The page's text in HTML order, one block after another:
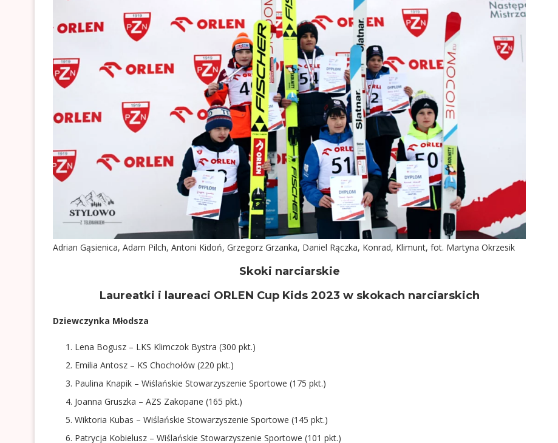
Adrian Gąsienica, Adam Pilch, Antoni Kidoń, Grzegorz Grzanka, Daniel Rączka, Konrad, Klimunt, fot. Martyna Okrzesik
Skoki narciarskie
Laureatki i laureaci ORLEN Cup Kids 2023 w skokach narciarskich
Dziewczynka Młodsza
Lena Bogusz – LKS Klimczok Bystra (300 pkt.)
Emilia Antosz – KS Chochołów (220 pkt.)
Paulina Knapik – Wiślańskie Stowarzyszenie Sportowe (175 pkt.)
Joanna Gruszka – AZS Zakopane (165 pkt.)
Wiktoria Kubas – Wiślańskie Stowarzyszenie Sportowe (145 pkt.)
Patrycja Kobielusz – Wiślańskie Stowarzyszenie Sportowe (101 pkt.)